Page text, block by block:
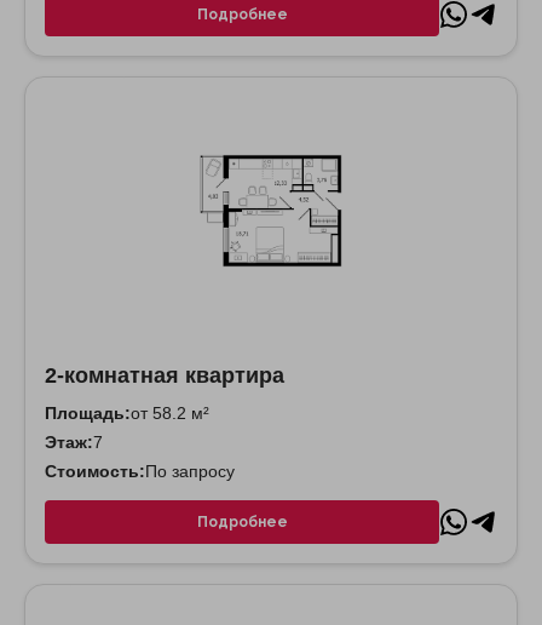
Подробнее
2-комнатная квартира
Площадь:от 58.2 м²
Этаж:7
Стоимость:По запросу
Подробнее